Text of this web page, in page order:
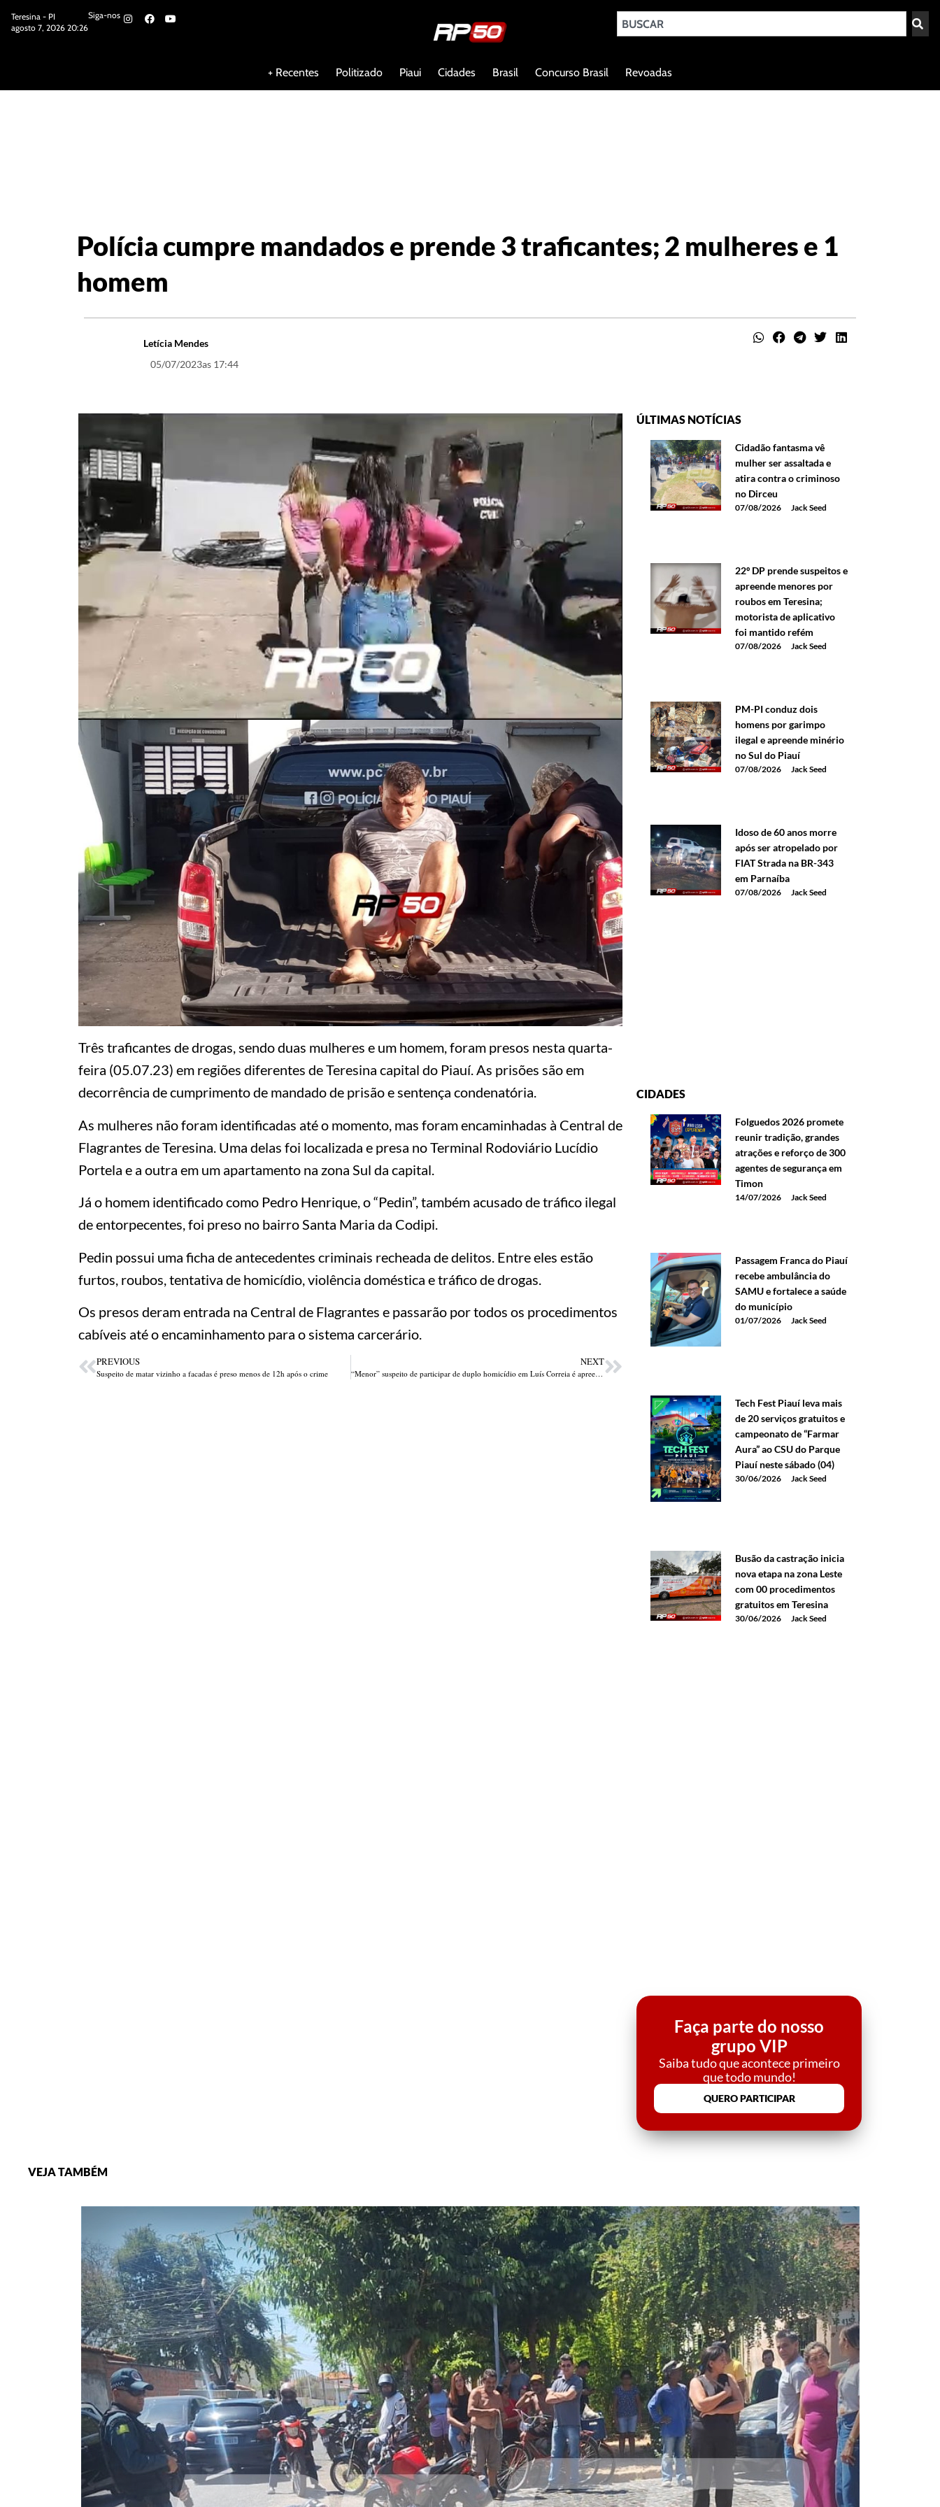
Teresina - PI
agosto 7, 2026 20:26
Siga-nos
+ Recentes Politizado Piaui Cidades Brasil Concurso Brasil Revoadas
Polícia cumpre mandados e prende 3 traficantes; 2 mulheres e 1
homem
Letícia Mendes
05/07/2023as 17:44
Três traficantes de drogas, sendo duas mulheres e um homem, foram presos nesta quarta-
feira (05.07.23) em regiões diferentes de Teresina capital do Piauí. As prisões são em
decorrência de cumprimento de mandado de prisão e sentença condenatória.
As mulheres não foram identificadas até o momento, mas foram encaminhadas à Central de
Flagrantes de Teresina. Uma delas foi localizada e presa no Terminal Rodoviário Lucídio
Portela e a outra em um apartamento na zona Sul da capital.
Já o homem identificado como Pedro Henrique, o “Pedin”, também acusado de tráfico ilegal
de entorpecentes, foi preso no bairro Santa Maria da Codipi.
Pedin possui uma ficha de antecedentes criminais recheada de delitos. Entre eles estão
furtos, roubos, tentativa de homicídio, violência doméstica e tráfico de drogas.
Os presos deram entrada na Central de Flagrantes e passarão por todos os procedimentos
cabíveis até o encaminhamento para o sistema carcerário.
PREVIOUS
Suspeito de matar vizinho a facadas é preso menos de 12h após o crime
NEXT
“Menor” suspeito de participar de duplo homicídio em Luís Correia é apreendido
ÚLTIMAS NOTÍCIAS
Cidadão fantasma vê
mulher ser assaltada e
atira contra o criminoso
no Dirceu
07/08/2026 Jack Seed
22º DP prende suspeitos e
apreende menores por
roubos em Teresina;
motorista de aplicativo
foi mantido refém
07/08/2026 Jack Seed
PM-PI conduz dois
homens por garimpo
ilegal e apreende minério
no Sul do Piauí
07/08/2026 Jack Seed
Idoso de 60 anos morre
após ser atropelado por
FIAT Strada na BR-343
em Parnaíba
07/08/2026 Jack Seed
CIDADES
Folguedos 2026 promete
reunir tradição, grandes
atrações e reforço de 300
agentes de segurança em
Timon
14/07/2026 Jack Seed
Passagem Franca do Piauí
recebe ambulância do
SAMU e fortalece a saúde
do município
01/07/2026 Jack Seed
Tech Fest Piauí leva mais
de 20 serviços gratuitos e
campeonato de “Farmar
Aura” ao CSU do Parque
Piauí neste sábado (04)
30/06/2026 Jack Seed
Busão da castração inicia
nova etapa na zona Leste
com 00 procedimentos
gratuitos em Teresina
30/06/2026 Jack Seed
Faça parte do nosso
grupo VIP
Saiba tudo que acontece primeiro
que todo mundo!
QUERO PARTICIPAR
VEJA TAMBÉM